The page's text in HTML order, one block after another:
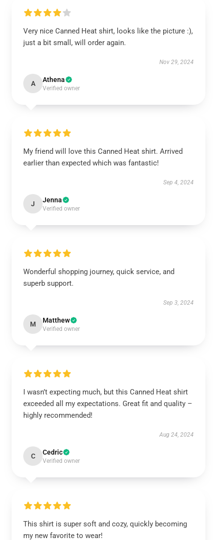
Very nice Canned Heat shirt, looks like the picture :),
just a bit small, will order again.
Nov 29, 2024
A Athena
Verified owner
My friend will love this Canned Heat shirt. Arrived
earlier than expected which was fantastic!
Sep 4, 2024
J Jenna
Verified owner
Wonderful shopping journey, quick service, and
superb support.
Sep 3, 2024
M Matthew
Verified owner
I wasn’t expecting much, but this Canned Heat shirt
exceeded all my expectations. Great fit and quality –
highly recommended!
Aug 24, 2024
C Cedric
Verified owner
This shirt is super soft and cozy, quickly becoming
my new favorite to wear!